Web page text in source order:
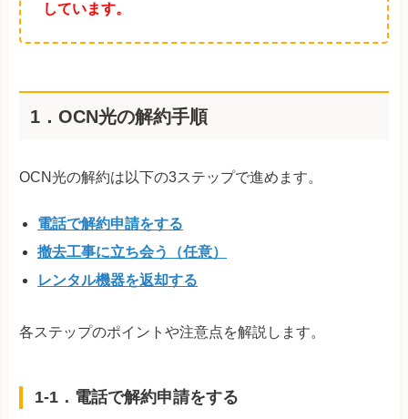
しています。
1．OCN光の解約手順
OCN光の解約は以下の3ステップで進めます。
電話で解約申請をする
撤去工事に立ち会う（任意）
レンタル機器を返却する
各ステップのポイントや注意点を解説します。
1-1．電話で解約申請をする